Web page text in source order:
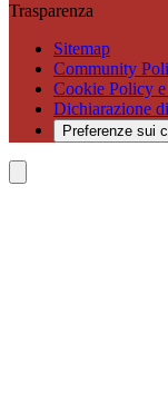
Trasparenza
Sitemap
Community
Cookie Policy
Dichiarazione
Preferenze sui